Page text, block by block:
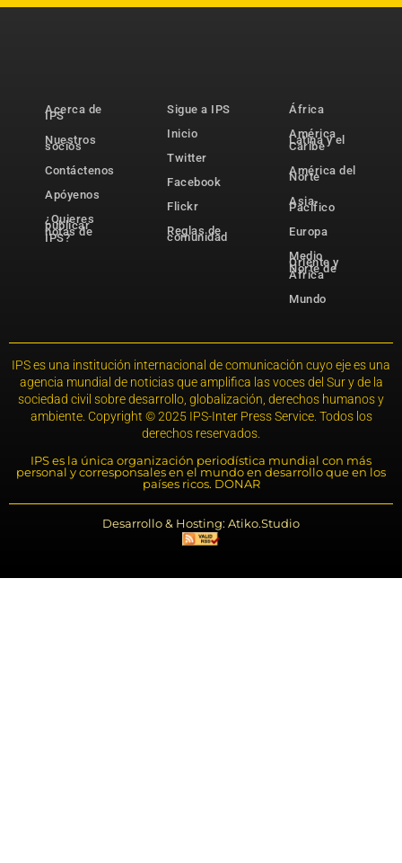
Acerca de
IPS
Nuestros
socios
Contáctenos
Apóyenos
¿Quieres
publicar
notas de
IPS?
Sigue a IPS
Inicio
Twitter
Facebook
Flickr
Reglas de
comunidad
África
América
Latina y el
Caribe
América del
Norte
Asia-
Pacífico
Europa
Medio
Oriente y
Norte de
África
Mundo
IPS es una institución internacional de comunicación cuyo eje es una
agencia mundial de noticias que amplifica las voces del Sur y de la
sociedad civil sobre desarrollo, globalización, derechos humanos y
ambiente. Copyright © 2025 IPS-Inter Press Service. Todos los
derechos reservados.
IPS es la única organización periodística mundial con más
personal y corresponsales en el mundo en desarrollo que en los
países ricos. DONAR
Desarrollo & Hosting: Atiko.Studio